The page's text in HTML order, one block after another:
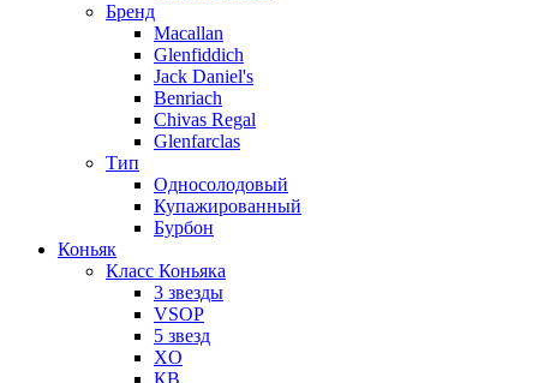
Бренд
Macallan
Glenfiddich
Jack Daniel's
Benriach
Chivas Regal
Glenfarclas
Тип
Односолодовый
Купажированный
Бурбон
Коньяк
Класс Коньяка
3 звезды
VSOP
5 звезд
XO
КВ